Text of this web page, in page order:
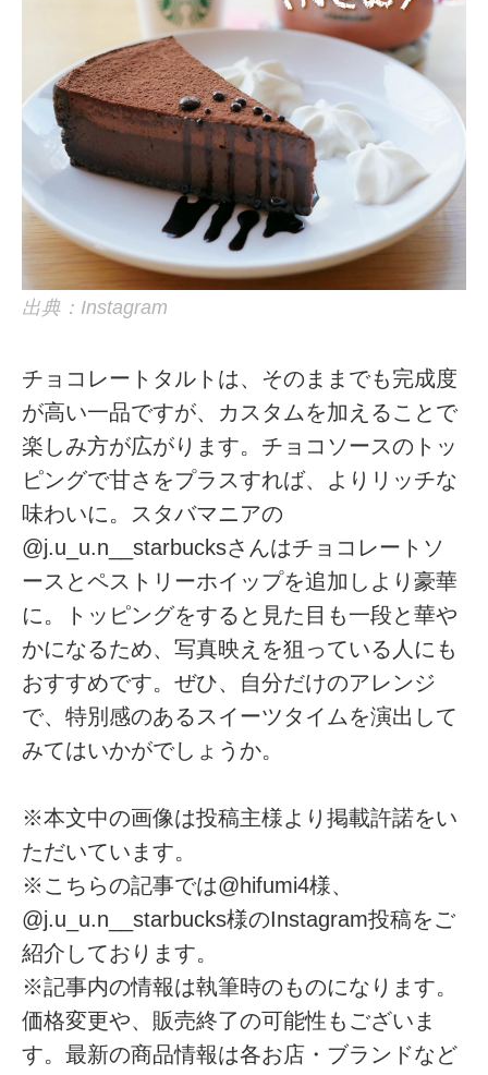
出典：Instagram
チョコレートタルトは、そのままでも完成度
が高い一品ですが、カスタムを加えることで
楽しみ方が広がります。チョコソースのトッ
ピングで甘さをプラスすれば、よりリッチな
味わいに。スタバマニアの
@j.u_u.n__starbucksさんはチョコレートソ
ースとペストリーホイップを追加しより豪華
に。トッピングをすると見た目も一段と華や
かになるため、写真映えを狙っている人にも
おすすめです。ぜひ、自分だけのアレンジ
で、特別感のあるスイーツタイムを演出して
みてはいかがでしょうか。
※本文中の画像は投稿主様より掲載許諾をい
ただいています。
※こちらの記事では@hifumi4様、
@j.u_u.n__starbucks様のInstagram投稿をご
紹介しております。
※記事内の情報は執筆時のものになります。
価格変更や、販売終了の可能性もございま
す。最新の商品情報は各お店・ブランドなど